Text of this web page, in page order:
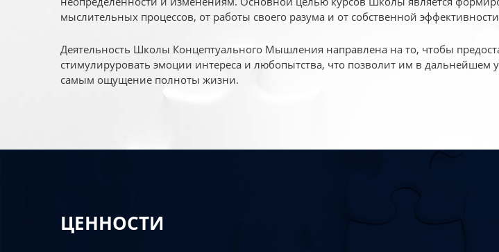
мыслительных процессов, от работы своего разума и от собственной
Деятельность Школы Концептуального Мышления направлена на то, чтобы
стимулируровать эмоции интереса и любопытства, что позволит им в
самым ощущение полноты жизни.
ЦЕННОСТИ